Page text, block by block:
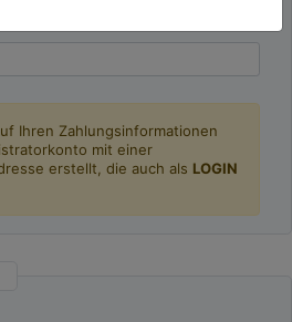
Ihren Zahlungsinformationen
mit einer
erstellt, die auch als LOGIN